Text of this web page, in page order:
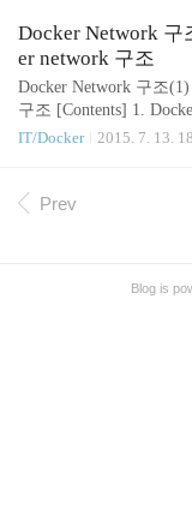
amespace 에 대한 설명
pace 는 크게 6가지로
에 대해 알아볼 예정..
Docker Network 구
er network 구조
Docker Network 구조
구조 [Contents] 1.
와 container network 구
조(4) - Container link 구
자. Docker0 intefac..
IT/Docker 2015. 7. 13.
Prev
Blog is